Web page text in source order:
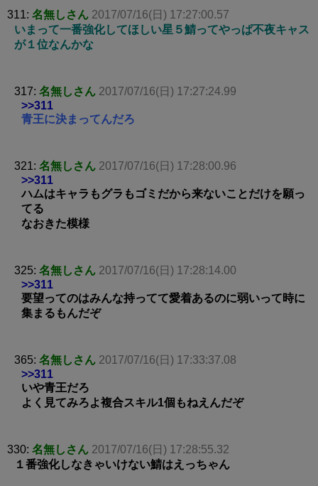
311: 名無しさん 2017/07/16(日) 17:27:00.57
いまって一番強化してほしい星５鯖ってやっぱ不夜キャス
が１位なんかな
317: 名無しさん 2017/07/16(日) 17:27:24.99
>>311
青王に決まってんだろ
321: 名無しさん 2017/07/16(日) 17:28:00.96
>>311
ハムはキャラもグラもゴミだから来ないことだけを願っ
てる
なおきた模様
325: 名無しさん 2017/07/16(日) 17:28:14.00
>>311
要望ってのはみんな持ってて愛着あるのに弱いって時に
集まるもんだぞ
365: 名無しさん 2017/07/16(日) 17:33:37.08
>>311
いや青王だろ
よく見てみろよ複合スキル1個もねえんだぞ
330: 名無しさん 2017/07/16(日) 17:28:55.32
１番強化しなきゃいけない鯖はえっちゃん